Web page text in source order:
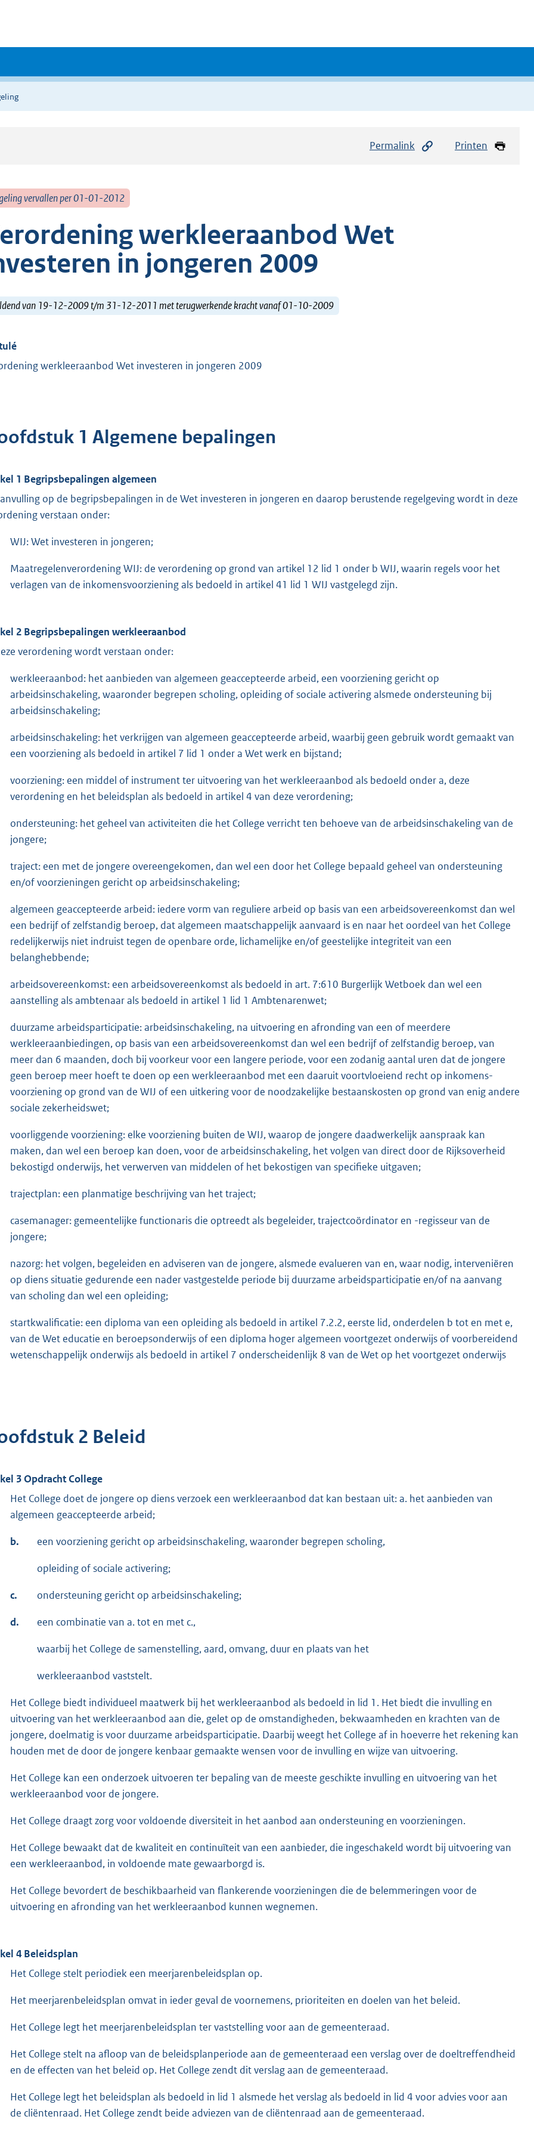
Permalink Printen
vervallen per 01-01-2012
werkleeraanbod Wet
in jongeren 2009
van 19-12-2009 t/m 31-12-2011 met terugwerkende kracht vanaf 01-10-2009
werkleeraanbod Wet investeren in jongeren 2009
1 Algemene bepalingen
1 Begripsbepalingen algemeen
op de begripsbepalingen in de Wet investeren in jongeren en daarop berustende regelgeving wordt in deze
verstaan onder:
WIJ: Wet investeren in jongeren;
Maatregelenverordening WIJ: de verordening op grond van artikel 12 lid 1 onder b WIJ, waarin regels voor het
verlagen van de inkomensvoorziening als bedoeld in artikel 41 lid 1 WIJ vastgelegd zijn.
2 Begripsbepalingen werkleeraanbod
verordening wordt verstaan onder:
werkleeraanbod: het aanbieden van algemeen geaccepteerde arbeid, een voorziening gericht op
arbeidsinschakeling, waaronder begrepen scholing, opleiding of sociale activering alsmede ondersteuning bij
arbeidsinschakeling;
arbeidsinschakeling: het verkrijgen van algemeen geaccepteerde arbeid, waarbij geen gebruik wordt gemaakt van
een voorziening als bedoeld in artikel 7 lid 1 onder a Wet werk en bijstand;
voorziening: een middel of instrument ter uitvoering van het werkleeraanbod als bedoeld onder a, deze
verordening en het beleidsplan als bedoeld in artikel 4 van deze verordening;
ondersteuning: het geheel van activiteiten die het College verricht ten behoeve van de arbeidsinschakeling van de
jongere;
traject: een met de jongere overeengekomen, dan wel een door het College bepaald geheel van ondersteuning
en/of voorzieningen gericht op arbeidsinschakeling;
algemeen geaccepteerde arbeid: iedere vorm van reguliere arbeid op basis van een arbeidsovereenkomst dan wel
een bedrijf of zelfstandig beroep, dat algemeen maatschappelijk aanvaard is en naar het oordeel van het College
redelijkerwijs niet indruist tegen de openbare orde, lichamelijke en/of geestelijke integriteit van een
belanghebbende;
arbeidsovereenkomst: een arbeidsovereenkomst als bedoeld in art. 7:610 Burgerlijk Wetboek dan wel een
aanstelling als ambtenaar als bedoeld in artikel 1 lid 1 Ambtenarenwet;
duurzame arbeidsparticipatie: arbeidsinschakeling, na uitvoering en afronding van een of meerdere
werkleeraanbiedingen, op basis van een arbeidsovereenkomst dan wel een bedrijf of zelfstandig beroep, van
meer dan 6 maanden, doch bij voorkeur voor een langere periode, voor een zodanig aantal uren dat de jongere
geen beroep meer hoeft te doen op een werkleeraanbod met een daaruit voortvloeiend recht op inkomens-
voorziening op grond van de WIJ of een uitkering voor de noodzakelijke bestaanskosten op grond van enig andere
sociale zekerheidswet;
voorliggende voorziening: elke voorziening buiten de WIJ, waarop de jongere daadwerkelijk aanspraak kan
maken, dan wel een beroep kan doen, voor de arbeidsinschakeling, het volgen van direct door de Rijksoverheid
bekostigd onderwijs, het verwerven van middelen of het bekostigen van specifieke uitgaven;
trajectplan: een planmatige beschrijving van het traject;
casemanager: gemeentelijke functionaris die optreedt als begeleider, trajectcoördinator en -regisseur van de
jongere;
nazorg: het volgen, begeleiden en adviseren van de jongere, alsmede evalueren van en, waar nodig, interveniëren
op diens situatie gedurende een nader vastgestelde periode bij duurzame arbeidsparticipatie en/of na aanvang
van scholing dan wel een opleiding;
startkwalificatie: een diploma van een opleiding als bedoeld in artikel 7.2.2, eerste lid, onderdelen b tot en met e,
van de Wet educatie en beroepsonderwijs of een diploma hoger algemeen voortgezet onderwijs of voorbereidend
wetenschappelijk onderwijs als bedoeld in artikel 7 onderscheidenlijk 8 van de Wet op het voortgezet onderwijs
2 Beleid
3 Opdracht College
Het College doet de jongere op diens verzoek een werkleeraanbod dat kan bestaan uit: a. het aanbieden van
algemeen geaccepteerde arbeid;
b. een voorziening gericht op arbeidsinschakeling, waaronder begrepen scholing,
opleiding of sociale activering;
c. ondersteuning gericht op arbeidsinschakeling;
d. een combinatie van a. tot en met c.,
waarbij het College de samenstelling, aard, omvang, duur en plaats van het
werkleeraanbod vaststelt.
Het College biedt individueel maatwerk bij het werkleeraanbod als bedoeld in lid 1. Het biedt die invulling en
uitvoering van het werkleeraanbod aan die, gelet op de omstandigheden, bekwaamheden en krachten van de
jongere, doelmatig is voor duurzame arbeidsparticipatie. Daarbij weegt het College af in hoeverre het rekening kan
houden met de door de jongere kenbaar gemaakte wensen voor de invulling en wijze van uitvoering.
Het College kan een onderzoek uitvoeren ter bepaling van de meeste geschikte invulling en uitvoering van het
werkleeraanbod voor de jongere.
Het College draagt zorg voor voldoende diversiteit in het aanbod aan ondersteuning en voorzieningen.
Het College bewaakt dat de kwaliteit en continuïteit van een aanbieder, die ingeschakeld wordt bij uitvoering van
een werkleeraanbod, in voldoende mate gewaarborgd is.
Het College bevordert de beschikbaarheid van flankerende voorzieningen die de belemmeringen voor de
uitvoering en afronding van het werkleeraanbod kunnen wegnemen.
4 Beleidsplan
Het College stelt periodiek een meerjarenbeleidsplan op.
Het meerjarenbeleidsplan omvat in ieder geval de voornemens, prioriteiten en doelen van het beleid.
Het College legt het meerjarenbeleidsplan ter vaststelling voor aan de gemeenteraad.
Het College stelt na afloop van de beleidsplanperiode aan de gemeenteraad een verslag over de doeltreffendheid
en de effecten van het beleid op. Het College zendt dit verslag aan de gemeenteraad.
Het College legt het beleidsplan als bedoeld in lid 1 alsmede het verslag als bedoeld in lid 4 voor advies voor aan
de cliëntenraad. Het College zendt beide adviezen van de cliëntenraad aan de gemeenteraad.